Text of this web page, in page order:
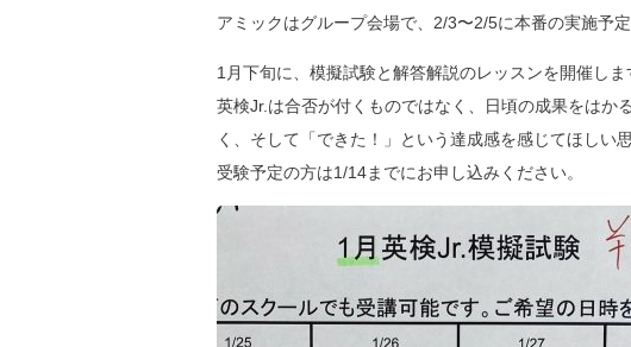
アミックはグループ会場で、2/3〜2/5に本番の実施予定
1月下旬に、模擬試験と解答解説のレッスンを開催しま
英検Jr.は合否が付くものではなく、日頃の成果をはか
く、 そして「できた！」という達成感を感じてほしい
受験予定の方は1/14までにお申し込みください。